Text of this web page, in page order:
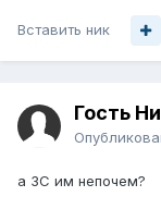
Вставить ник
Гость
а ЗС им непочем?